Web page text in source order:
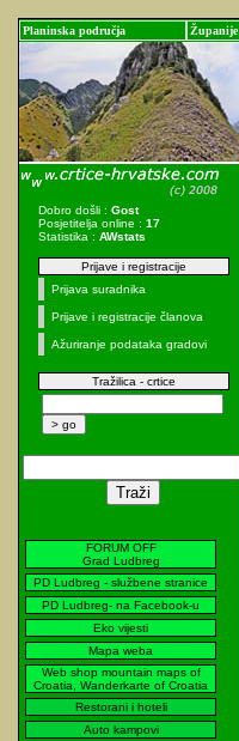
Planinska područja Županije
Dobro došli : Gost
Posjetitelja online : 17
Statistika : AWstats
Prijave i registracije
Prijava suradnika
Prijave i registracije članova
Ažuriranje podataka gradovi
Tražilica - crtice
FORUM OFF
Grad Ludbreg
PD Ludbreg - službene stranice
PD Ludbreg- na Facebook-u
Eko vijesti
Mapa weba
Web shop mountain maps of
Croatia, Wanderkarte of Croatia
Restorani i hoteli
Auto kampovi